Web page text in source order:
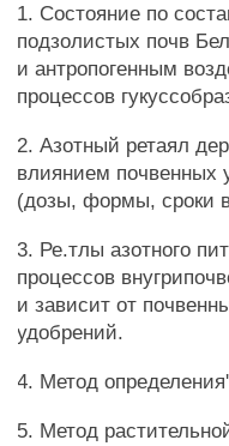
1. Состояние по
подзолистых почв
и антропогенным
процессов
2. Азотный ретаял
влиянием почвенных
(дозы, формы, сроки
3. Ре.тлы азотного
процессов
и зависит от
удобрений.
4. Метод
5. Метод